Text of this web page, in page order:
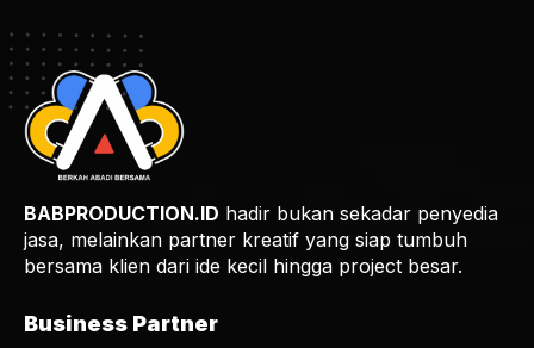
BABPRODUCTION.ID hadir bukan sekadar penyedia
jasa, melainkan partner kreatif yang siap tumbuh
bersama klien dari ide kecil hingga project besar.
Business Partner